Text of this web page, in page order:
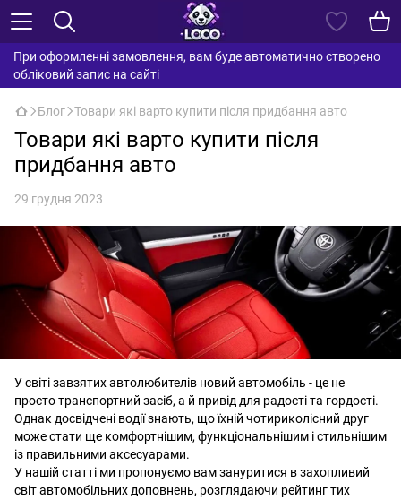
При оформленні замовлення, вам буде автоматично створено
обліковий запис на сайті
Блог Товари які варто купити після придбання авто
Товари які варто купити після
придбання авто
29 грудня 2023
У світі завзятих автолюбителів новий автомобіль - це не
просто транспортний засіб, а й привід для радості та гордості.
Однак досвідчені водії знають, що їхній чотириколісний друг
може стати ще комфортнішим, функціональнішим і стильнішим
із правильними аксесуарами.
У нашій статті ми пропонуємо вам зануритися в захопливий
світ автомобільних доповнень, розглядаючи рейтинг тих